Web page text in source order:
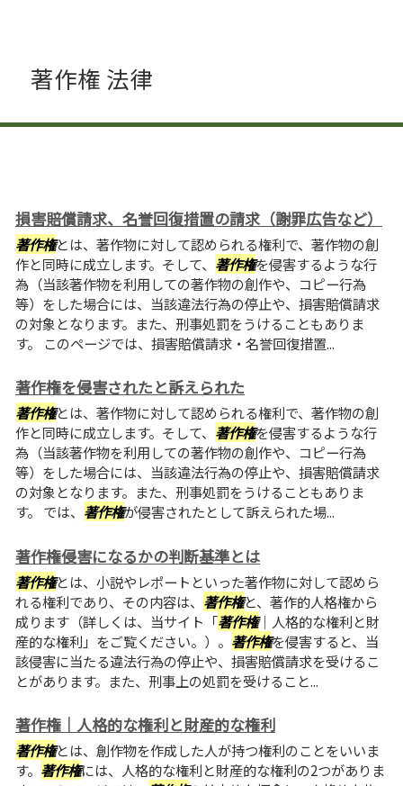
著作権 法律
損害賠償請求、名誉回復措置の請求（謝罪広告など）
著作権とは、著作物に対して認められる権利で、著作物の創
作と同時に成立します。そして、 著作権を侵害するような行
為（当該著作物を利用しての著作物の創作や、コピー行為
等）をした場合には、当該違法行為の停止や、損害賠償請求
の対象となります。また、刑事処罰をうけることもありま
す。 このページでは、損害賠償請求・名誉回復措置...
著作権を侵害されたと訴えられた
著作権とは、著作物に対して認められる権利で、著作物の創
作と同時に成立します。そして、 著作権を侵害するような行
為（当該著作物を利用しての著作物の創作や、コピー行為
等）をした場合には、当該違法行為の停止や、損害賠償請求
の対象となります。また、刑事処罰をうけることもありま
す。 では、 著作権が侵害されたとして訴えられた場...
著作権侵害になるかの判断基準とは
著作権とは、小説やレポートといった著作物に対して認めら
れる権利であり、その内容は、 著作権と、著作的人格権から
成ります（詳しくは、当サイト「著作権｜人格的な権利と財
産的な権利」をご覧ください。）。 著作権を侵害すると、当
該侵害に当たる違法行為の停止や、損害賠償請求を受けるこ
とがあります。また、刑事上の処罰を受けること...
著作権｜人格的な権利と財産的な権利
著作権とは、創作物を作成した人が持つ権利のことをいいま
す。 著作権には、人格的な権利と財産的な権利の2つがありま